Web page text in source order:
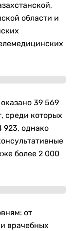
области и
39 569
среди которых
923, однако
более 2 000
от
врачебных